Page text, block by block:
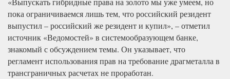
пока ограничиваемся лишь тем, что российский резидент
выпустил – российский же резидент и купил», – отметил
источник «Ведомостей» в системообразующем банке,
знакомый с обсуждением темы. Он указывает, что
регламент использования прав на требование драгметалла в
трансграничных расчетах не проработан.